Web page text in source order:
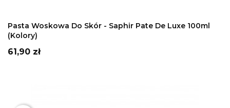
Pasta Woskowa Do Skór - Saphir Pate De Luxe 100ml
(kolory)
Cena
61,90 zł